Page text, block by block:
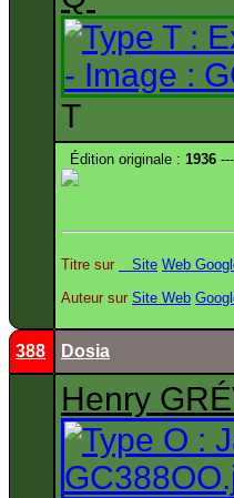
T
Édition originale : 1936
Titre sur Site Web
Auteur sur Site Web
388 Dosia
Henry